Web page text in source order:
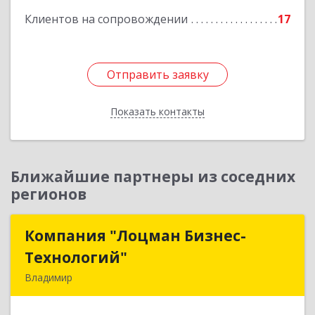
Клиентов на сопровождении 17
Отправить заявку
Показать контакты
Отправить заявку
Назад
Ближайшие партнеры из соседних
регионов
Компания "Лоцман Бизнес-
Технологий"
Владимир
Компания "Лоцман Бизнес-